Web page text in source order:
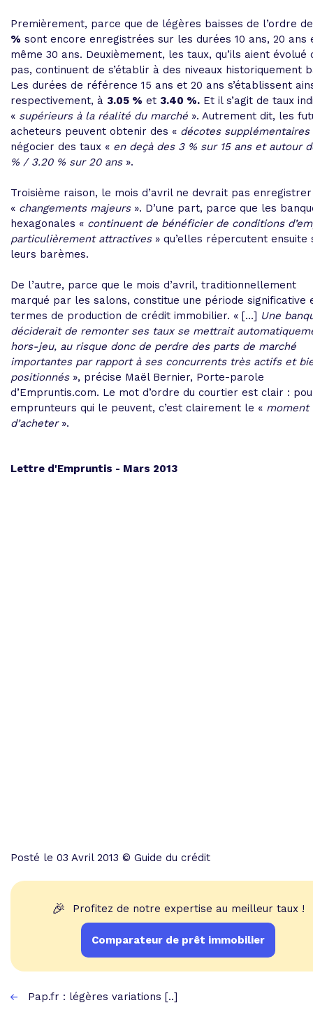
Premièrement, parce que de légères baisses de l’ordre
% sont encore enregistrées sur les durées 10 ans, 20 ans
même 30 ans. Deuxièmement, les taux, qu’ils aient évolué
pas, continuent de s’établir à des niveaux historiquement
Les durées de référence 15 ans et 20 ans s’établissent
respectivement, à 3.05 % et 3.40 %. Et il s’agit de taux
« supérieurs à la réalité du marché ». Autrement dit, les
acheteurs peuvent obtenir des « décotes supplémentaires
négocier des taux « en deçà des 3 % sur 15 ans et autour
% / 3.20 % sur 20 ans ».
Troisième raison, le mois d’avril ne devrait pas
« changements majeurs». D’une part, parce que les
hexagonales « continuent de bénéficier de conditions
particulièrement attractives » qu’elles répercutent ensuite
leurs barèmes.
De l’autre, parce que le mois d’avril, traditionnellement
marqué par les salons, constitue une période significative
termes de production de crédit immobilier. « […] Une
déciderait de remonter ses taux se mettrait
hors-jeu, au risque donc de perdre des parts de marché
importantes par rapport à ses concurrents très actifs et
positionnés», précise Maël Bernier, Porte-parole
d’Empruntis.com. Le mot d’ordre du courtier est clair :
emprunteurs qui le peuvent, c’est clairement le « moment
d’acheter».
Lettre d'Empruntis - Mars 2013
Posté le 03 Avril 2013 © Guide du crédit
🎉 Profitez de notre expertise au meilleur taux !
Comparateur de prêt immobilier
Pap.fr : légères variations [..]